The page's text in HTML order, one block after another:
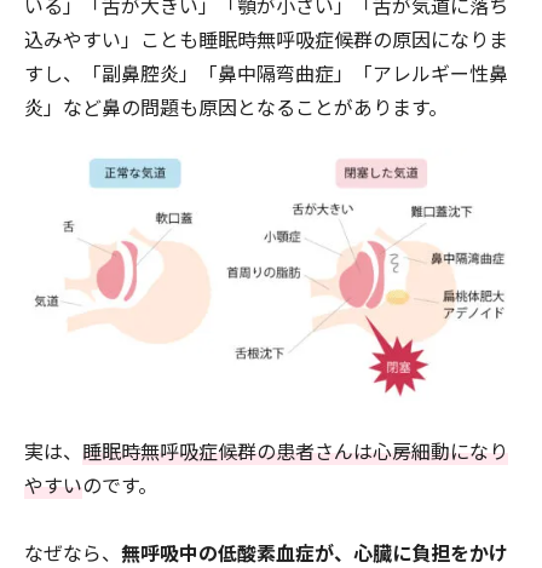
込みやすい」ことも睡眠時無呼吸症候群の原因になりま
すし、「副鼻腔炎」「鼻中隔弯曲症」「アレルギー性鼻
炎」など鼻の問題も原因となることがあります。
実は、 睡眠時無呼吸症候群の患者さんは心房細動になり
やすいのです。
なぜなら、 無呼吸中の低酸素血症が、心臓に負担をかけ